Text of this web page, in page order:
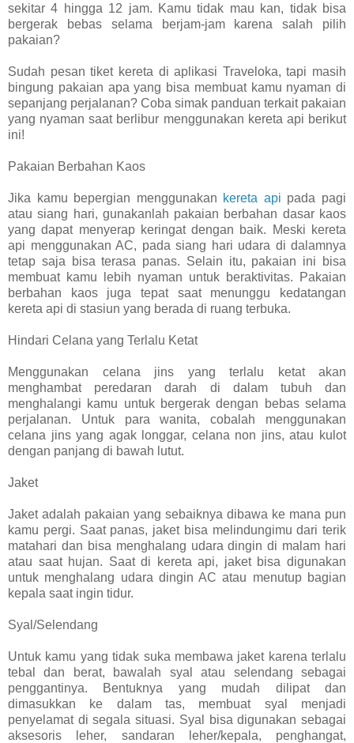
sekitar 4 hingga 12 jam. Kamu tidak mau kan, tidak bisa
bergerak bebas selama berjam-jam karena salah pilih
pakaian?
Sudah pesan tiket kereta di aplikasi Traveloka, tapi masih
bingung pakaian apa yang bisa membuat kamu nyaman di
sepanjang perjalanan? Coba simak panduan terkait pakaian
yang nyaman saat berlibur menggunakan kereta api berikut
ini!
Pakaian Berbahan Kaos
Jika kamu bepergian menggunakan kereta api pada pagi
atau siang hari, gunakanlah pakaian berbahan dasar kaos
yang dapat menyerap keringat dengan baik. Meski kereta
api menggunakan AC, pada siang hari udara di dalamnya
tetap saja bisa terasa panas. Selain itu, pakaian ini bisa
membuat kamu lebih nyaman untuk beraktivitas. Pakaian
berbahan kaos juga tepat saat menunggu kedatangan
kereta api di stasiun yang berada di ruang terbuka.
Hindari Celana yang Terlalu Ketat
Menggunakan celana jins yang terlalu ketat akan
menghambat peredaran darah di dalam tubuh dan
menghalangi kamu untuk bergerak dengan bebas selama
perjalanan. Untuk para wanita, cobalah menggunakan
celana jins yang agak longgar, celana non jins, atau kulot
dengan panjang di bawah lutut.
Jaket
Jaket adalah pakaian yang sebaiknya dibawa ke mana pun
kamu pergi. Saat panas, jaket bisa melindungimu dari terik
matahari dan bisa menghalang udara dingin di malam hari
atau saat hujan. Saat di kereta api, jaket bisa digunakan
untuk menghalang udara dingin AC atau menutup bagian
kepala saat ingin tidur.
Syal/Selendang
Untuk kamu yang tidak suka membawa jaket karena terlalu
tebal dan berat, bawalah syal atau selendang sebagai
penggantinya. Bentuknya yang mudah dilipat dan
dimasukkan ke dalam tas, membuat syal menjadi
penyelamat di segala situasi. Syal bisa digunakan sebagai
aksesoris leher, sandaran leher/kepala, penghangat,